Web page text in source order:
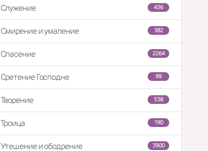
436
Служение
382
Смирение и умаление
2264
Спасение
99
Сретение Господне
538
Творение
190
Троица
3900
Утешение и ободрение